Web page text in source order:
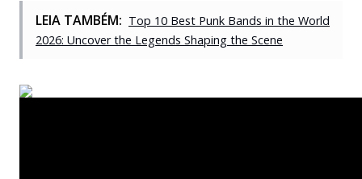
LEIA TAMBÉM: Top 10 Best Punk Bands in the World
2026: Uncover the Legends Shaping the Scene